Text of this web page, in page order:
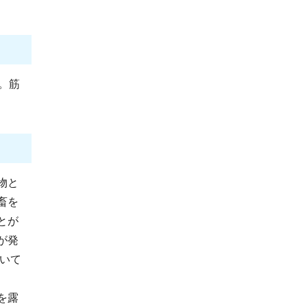
筋
と
を
が
発
て
露